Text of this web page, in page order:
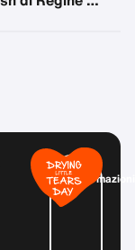
Più
informazioni